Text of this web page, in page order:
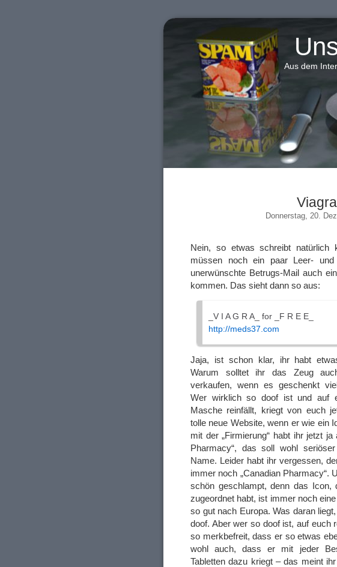
Aus dem
Donnerstag, 20.
Nein, so etwas schreibt natürlich
müssen noch ein paar Leer-
unerwünschte Betrugs-Mail auch
kommen. Das sieht dann so aus:
_V I A G R A_ for _F R E E_
http://meds37.com
Jaja, ist schon klar, ihr habt
Warum solltet ihr das Zeug
verkaufen, wenn es geschenkt
Wer wirklich so doof ist und auf
Masche reinfällt, kriegt von euch
tolle neue Website, wenn er wie ein
mit der „Firmierung“ habt ihr jetzt
Pharmacy“, das soll wohl
Name. Leider habt ihr vergessen,
immer noch „Canadian Pharmacy“.
schön geschlampt, denn das Icon,
zugeordnet habt, ist immer noch
so gut nach Europa. Was daran
doof. Aber wer so doof ist, auf euch
so merkbefreit, dass er so etwas
wohl auch, dass er mit jeder
Tabletten dazu kriegt – das meint